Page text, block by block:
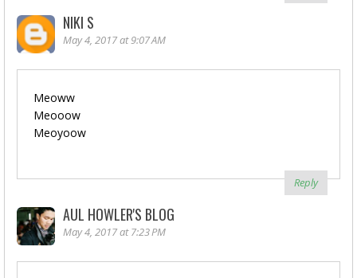
NIKI S
May 4, 2017 at 9:07 AM
Meoww
Meooow
Meoyoow
Reply
AUL HOWLER'S BLOG
May 4, 2017 at 7:23 PM